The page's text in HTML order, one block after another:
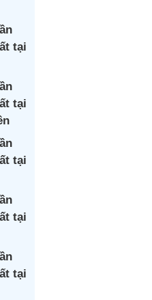
tại
tại
tại
tại
tại